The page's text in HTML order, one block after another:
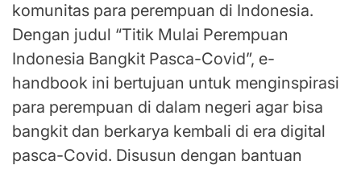
komunitas para perempuan di Indonesia.
Dengan judul “Titik Mulai Perempuan
Indonesia Bangkit Pasca-Covid”, e-
handbook ini bertujuan untuk menginspirasi
para perempuan di dalam negeri agar bisa
bangkit dan berkarya kembali di era digital
pasca-Covid. Disusun dengan bantuan